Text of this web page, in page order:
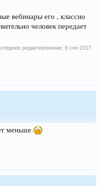
вебинары его , классно
человек передает
редактирование: 8 сен 2017
меньше.